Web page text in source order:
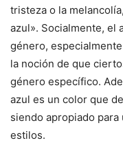
tristeza o la
azul». Socialmente, el
género,
la noción de que
género específico.
azul es un color que
siendo apropiado para
estilos.